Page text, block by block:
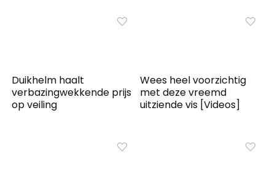
Duikhelm haalt
verbazingwekkende prijs
op veiling
Wees heel voorzichtig
met deze vreemd
uitziende vis [Videos]